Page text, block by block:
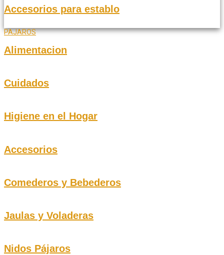
Accesorios para establo
PAJAROS
Alimentacion
Cuidados
Higiene en el Hogar
Accesorios
Comederos y Bebederos
Jaulas y Voladeras
Nidos Pájaros